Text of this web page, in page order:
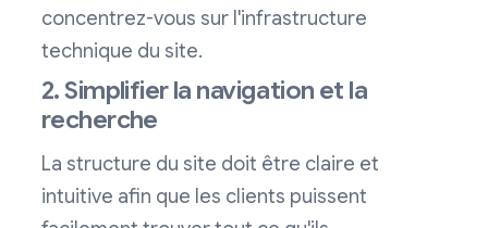
concentrez-vous sur l'infrastructure
technique du site.
2. Simplifier la navigation et la
recherche
La structure du site doit être claire et
intuitive afin que les clients puissent